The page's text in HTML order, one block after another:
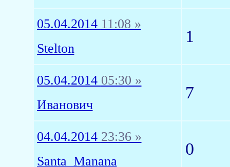
05.04.2014 11:08 »
Stelton
1
05.04.2014 05:30 »
Иванович
7
04.04.2014 23:36 »
Santa_Manana
0